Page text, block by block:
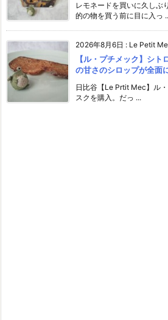
レモネードを買いに久しぶ
的の物を買う前に目に入っ
2026年8月6日 : Le Petit
【ル・プチメック】シ
の甘さのシロップが全面
日比谷【Le Prtit Mec】ル
スクを購入。だっ ...